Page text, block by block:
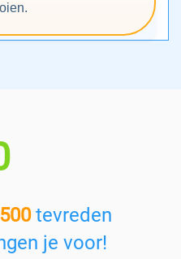
tevreden
je voor!